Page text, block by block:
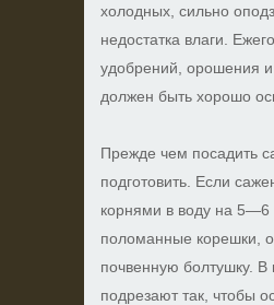
холодных, сильно
недостатка влаги.
удобрений, орошения и
должен быть хорошо
Прежде чем посадить
подготовить. Если
корнями в воду на 5—6
поломанные корешки,
почвенную болтушку. В
подрезают так, чтобы